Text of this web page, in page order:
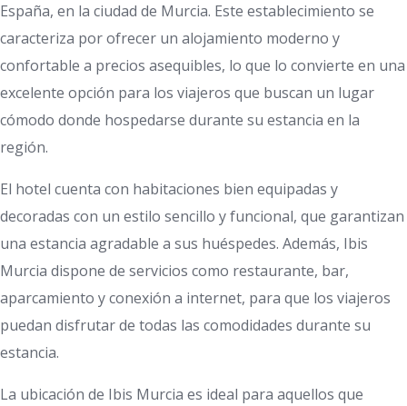
España, en la ciudad de Murcia. Este establecimiento se
caracteriza por ofrecer un alojamiento moderno y
confortable a precios asequibles, lo que lo convierte en una
excelente opción para los viajeros que buscan un lugar
cómodo donde hospedarse durante su estancia en la
región.
El hotel cuenta con habitaciones bien equipadas y
decoradas con un estilo sencillo y funcional, que garantizan
una estancia agradable a sus huéspedes. Además, Ibis
Murcia dispone de servicios como restaurante, bar,
aparcamiento y conexión a internet, para que los viajeros
puedan disfrutar de todas las comodidades durante su
estancia.
La ubicación de Ibis Murcia es ideal para aquellos que